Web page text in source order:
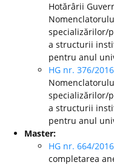
Hotărârii
specializărilor/
a structurii
pentru anul
HG nr. 376/2016
specializărilor/
a structurii
pentru anul
Master:
HG nr. 664/2016
completarea